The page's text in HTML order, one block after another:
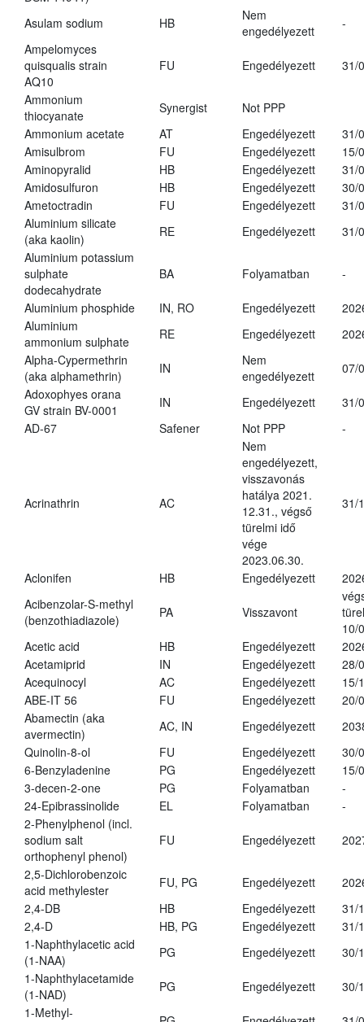
Asulam sodium HB
Nem
engedélyezett
-
Ampelomyces
quisqualis strain
AQ10
FU Engedélyezett 31/
Ammonium
thiocyanate
Synergist
Not PPP
Ammonium acetate
AT Engedélyezett
31/
Amisulbrom
FU Engedélyezett
15/
Aminopyralid
HB Engedélyezett
31/
Amidosulfuron
HB Engedélyezett
30/
Ametoctradin
FU Engedélyezett
31/
Aluminium silicate
(aka kaolin)
RE Engedélyezett
31/
Aluminium potassium
sulphate
dodecahydrate
BA Folyamatban -
Aluminium phosphide IN, RO Engedélyezett
Aluminium
ammonium sulphate
RE Engedélyezett
Alpha-Cypermethrin
(aka alphamethrin)
IN
Nem
engedélyezett
07/
Adoxophyes orana
GV strain BV-0001
IN Engedélyezett
31/
AD-67
Safener Not PPP -
Acrinathrin AC
Nem
engedélyezett,
visszavonás
hatálya 2021.
12.31., végső
türelmi idő
vége
2023.06.30.
31/
Aclonifen HB Engedélyezett
Acibenzolar-S-methyl
(benzothiadiazole)
PA Visszavont
10/
Acetic acid
HB Engedélyezett
Acetamiprid
IN Engedélyezett
28/
Acequinocyl
AC Engedélyezett
15/
ABE-IT 56
FU Engedélyezett
20/
Abamectin (aka
avermectin)
AC, IN Engedélyezett
Quinolin-8-ol
FU Engedélyezett
30/
6-Benzyladenine
PG Engedélyezett
15/
3-decen-2-one
PG Folyamatban
-
24-Epibrassinolide
EL Folyamatban
-
2-Phenylphenol (incl.
sodium salt
orthophenyl phenol)
FU Engedélyezett
2,5-Dichlorobenzoic
acid methylester
FU, PG Engedélyezett
2,4-DB
HB Engedélyezett
31/
2,4-D
HB, PG Engedélyezett
31/
1-Naphthylacetic acid
(1-NAA)
PG Engedélyezett
30/
1-Naphthylacetamide
(1-NAD)
PG Engedélyezett
30/
1-Methyl-